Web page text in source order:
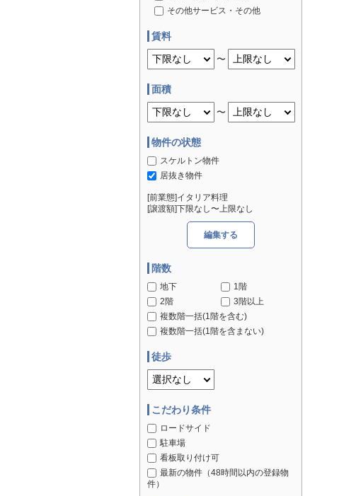
その他サービス・その他
賃料
〜
面積
〜
物件の状態
スケルトン物件
居抜き物件
[前業態]イタリア料理
[譲渡額]下限なし〜上限なし
編集する
階数
地下
1階
2階
3階以上
複数階一括(1階を含む)
複数階一括(1階を含まない)
徒歩
こだわり条件
ロードサイド
駐車場
看板取り付け可
最新の物件（48時間以内の登録物
件）